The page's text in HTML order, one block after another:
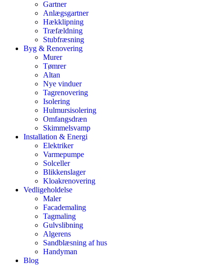
Gartner
Anlægsgartner
Hækklipning
Træfældning
Stubfræsning
Byg & Renovering
Murer
Tømrer
Altan
Nye vinduer
Tagrenovering
Isolering
Hulmursisolering
Omfangsdræn
Skimmelsvamp
Installation & Energi
Elektriker
Varmepumpe
Solceller
Blikkenslager
Kloakrenovering
Vedligeholdelse
Maler
Facademaling
Tagmaling
Gulvslibning
Algerens
Sandblæsning af hus
Handyman
Blog